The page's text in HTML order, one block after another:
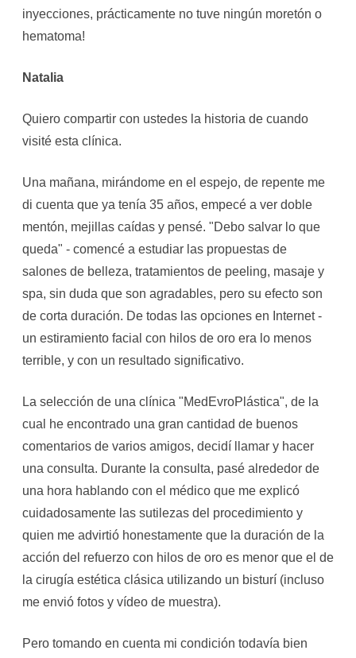
inyecciones, prácticamente no tuve ningún moretón o
hematoma!
Natalia
Quiero compartir con ustedes la historia de cuando
visité esta clínica.
Una mañana, mirándome en el espejo, de repente me
di cuenta que ya tenía 35 años, empecé a ver doble
mentón, mejillas caídas y pensé. "Debo salvar lo que
queda" - comencé a estudiar las propuestas de
salones de belleza, tratamientos de peeling, masaje y
spa, sin duda que son agradables, pero su efecto son
de corta duración. De todas las opciones en Internet -
un estiramiento facial con hilos de oro era lo menos
terrible, y con un resultado significativo.
La selección de una clínica "MedEvroPlástica", de la
cual he encontrado una gran cantidad de buenos
comentarios de varios amigos, decidí llamar y hacer
una consulta. Durante la consulta, pasé alrededor de
una hora hablando con el médico que me explicó
cuidadosamente las sutilezas del procedimiento y
quien me advirtió honestamente que la duración de la
acción del refuerzo con hilos de oro es menor que el de
la cirugía estética clásica utilizando un bisturí (incluso
me envió fotos y vídeo de muestra).
Pero tomando en cuenta mi condición todavía bien